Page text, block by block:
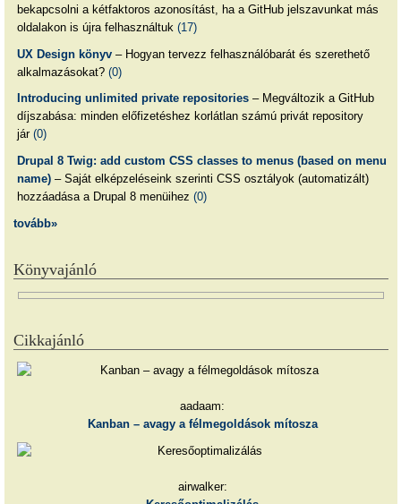
bekapcsolni a kétfaktoros azonosítást, ha a GitHub jelszavunkat más
oldalakon is újra felhasználtuk (17)
UX Design könyv– Hogyan tervezz felhasználóbarát és szerethető
alkalmazásokat? (0)
Introducing unlimited private repositories– Megváltozik a GitHub
díjszabása: minden előfizetéshez korlátlan számú privát repository
jár (0)
Drupal 8 Twig: add custom CSS classes to menus (based on menu
name)– Saját elképzeléseink szerinti CSS osztályok (automatizált)
hozzáadása a Drupal 8 menüihez (0)
tovább»
Könyvajánló
Cikkajánló
aadaam:
Kanban – avagy a félmegoldások mítosza
airwalker: